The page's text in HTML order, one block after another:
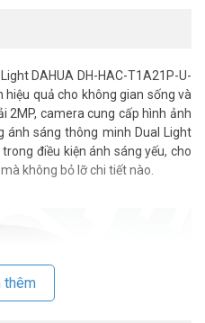
DAHUA DH-HAC-T1A21P-U-
quả cho không gian sống và
2MP, camera cung cấp hình ảnh
ánh sáng thông minh Dual Light
điều kiện ánh sáng yếu, cho
không bỏ lỡ chi tiết nào.
thêm